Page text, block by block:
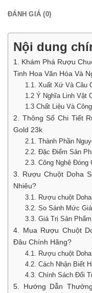
ĐÁNH GIÁ (0)
Nội dung
1. Khám Phá Rượu
Tinh Hoa Văn Hóa Và
1.1. Xuất Xứ Và Câu
1.2 Ý Nghĩa Linh Vật
1.3 Chất Liệu Và
2. Thông Số Chi Tiết
Gold 23k
2.1. Thành Phần
2.2. Đặc Điểm Sản
2.3. Công Nghệ Đóng
3. Rượu Chuột Doha
Nhiêu?
3.1. Rượu chuột
3.2. So Sánh Mức
3.3. Giá Trị Sản
4. Mua Rượu Chuột
Đâu Chính Hãng?
4.1. Rượu chuột
4.2. Cách Nhận Biết
4.3. Chính Sách Đổi
5. Hướng Dẫn